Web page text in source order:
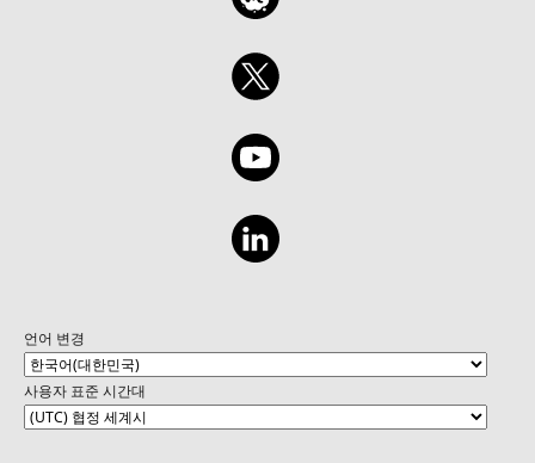
언어 변경
사용자 표준 시간대